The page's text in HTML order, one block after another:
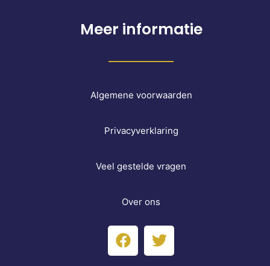
Meer informatie
Algemene voorwaarden
Privacyverklaring
Veel gestelde vragen
Over ons